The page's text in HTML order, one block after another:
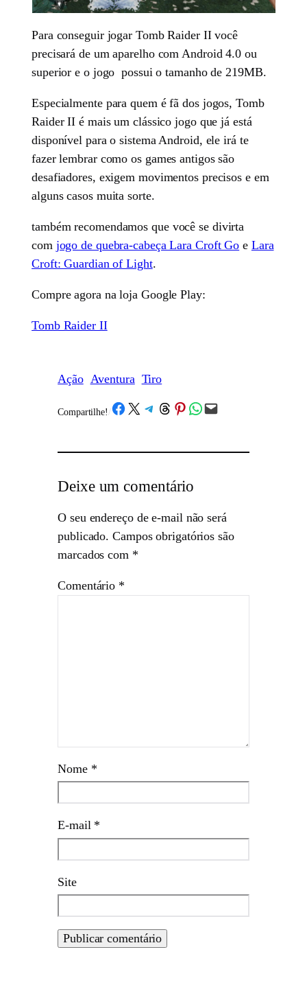
Para conseguir jogar Tomb Raider II você
precisará de um aparelho com Android 4.0 ou
superior e o jogo possui o tamanho de 219MB.
Especialmente para quem é fã dos jogos, Tomb
Raider II é mais um clássico jogo que já está
disponível para o sistema Android, ele irá te
fazer lembrar como os games antigos são
desafiadores, exigem movimentos precisos e em
alguns casos muita sorte.
também recomendamos que você se divirta
com jogo de quebra-cabeça Lara Croft Go e Lara
Croft: Guardian of Light.
Compre agora na loja Google Play:
Tomb Raider II
Ação Aventura Tiro
Compartilhe! /Share on Facebook
Share on X Share on Telegram
Share on Threads
Share on Pinterest
Share on WhatsApp
Email this Page
Deixe um comentário
O seu endereço de e-mail não será
publicado. Campos obrigatórios são
marcados com *
Comentário *
Nome *
E-mail *
Site